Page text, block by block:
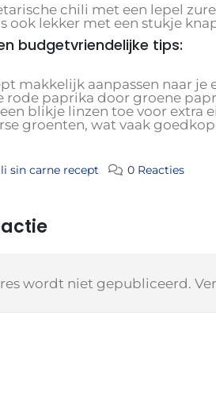
chili met een lepel
ook lekker met een stukje
budgetvriendelijke tips:
makkelijk aanpassen naar je
rode paprika door groene
blikje linzen toe voor extra
groenten, wat vaak
sin carne recept 0 Reacties
wordt niet gepubliceerd.